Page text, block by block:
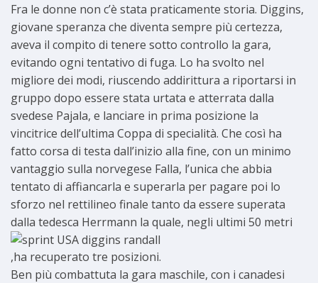
Fra le donne non c’è stata praticamente storia. Diggins,
giovane speranza che diventa sempre più certezza,
aveva il compito di tenere sotto controllo la gara,
evitando ogni tentativo di fuga. Lo ha svolto nel
migliore dei modi, riuscendo addirittura a riportarsi in
gruppo dopo essere stata urtata e atterrata dalla
svedese Pajala, e lanciare in prima posizione la
vincitrice dell’ultima Coppa di specialità. Che così ha
fatto corsa di testa dall’inizio alla fine, con un minimo
vantaggio sulla norvegese Falla, l’unica che abbia
tentato di affiancarla e superarla per pagare poi lo
sforzo nel rettilineo finale tanto da essere superata
dalla tedesca Herrmann la quale, negli ultimi 50 metri
,ha recuperato tre posizioni.
Ben più combattuta la gara maschile, con i canadesi